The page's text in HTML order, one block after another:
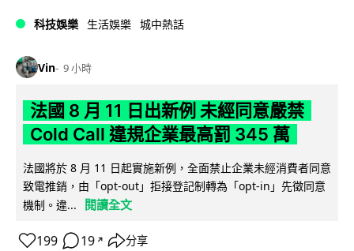
科技娛樂 生活娛樂 城中熱話
Vin 9 小時
法國 8 月 11 日出新例 未經同意嚴禁
Cold Call 違規企業最高罰 345 萬
法國將於 8 月 11 日起實施新例，全面禁止企業未經消費者同意
致電推銷，由「opt-out」拒接登記制轉為「opt-in」先徵同意
機制。違...
閱讀全文
199 19 ↗ 分享